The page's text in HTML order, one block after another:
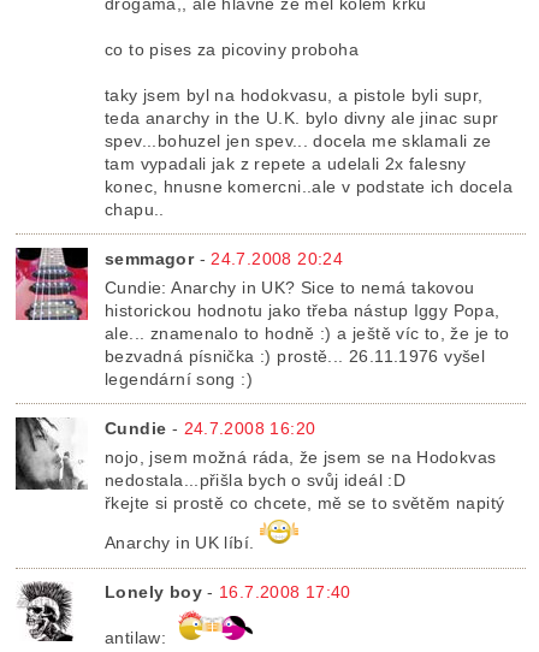
co to pises za picoviny proboha
taky jsem byl na hodokvasu, a pistole byli supr,
teda anarchy in the U.K. bylo divny ale jinac supr
spev...bohuzel jen spev... docela me sklamali ze
tam vypadali jak z repete a udelali 2x falesny
konec, hnusne komercni..ale v podstate ich docela
chapu..
semmagor- 24.7.2008 20:24
Cundie: Anarchy in UK? Sice to nemá takovou
historickou hodnotu jako třeba nástup Iggy Popa,
ale... znamenalo to hodně :) a ještě víc to, že je to
bezvadná písnička :) prostě... 26.11.1976 vyšel
legendární song :)
Cundie - 24.7.2008 16:20
nojo, jsem možná ráda, že jsem se na Hodokvas
nedostala...přišla bych o svůj ideál :D
řkejte si prostě co chcete, mě se to světěm napitý
Anarchy in UK líbí.
Lonely boy- 16.7.2008 17:40
antilaw: